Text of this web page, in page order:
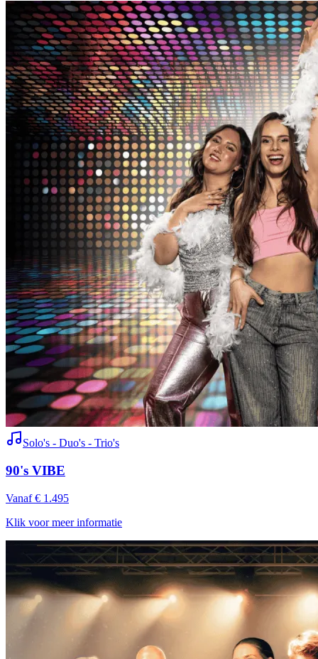
Solo's - Duo's - Trio's
90's VIBE
Vanaf € 1.495
Klik voor meer informatie